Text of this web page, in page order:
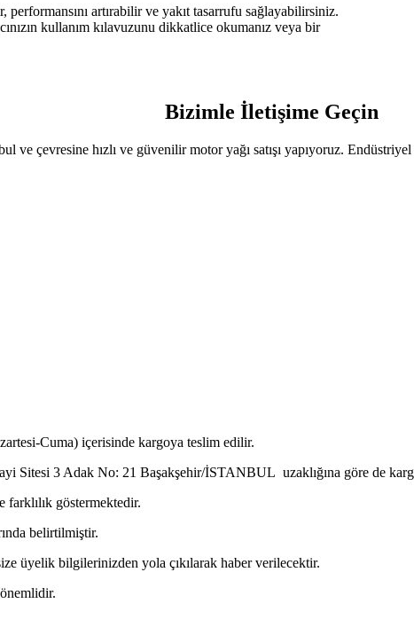
performansını artırabilir ve yakıt tasarrufu sağlayabilirsiniz.
kullanım kılavuzunu dikkatlice okumanız veya bir
Bizimle İletişime Geçin
ve çevresine hızlı ve güvenilir motor yağı satışı yapıyoruz.
Cuma) içerisinde kargoya teslim edilir.
Sitesi 3 Adak No: 21 Başakşehir/İSTANBUL uzaklığına göre de
farklılık göstermektedir.
belirtilmiştir.
üyelik bilgilerinizden yola çıkılarak haber verilecektir.